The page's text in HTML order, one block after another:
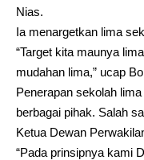
Nias.
Ia menargetkan lima
“Target kita maunya
mudahan lima,” ucap
Penerapan sekolah
berbagai pihak. Salah
Ketua Dewan
“Pada prinsipnya kami